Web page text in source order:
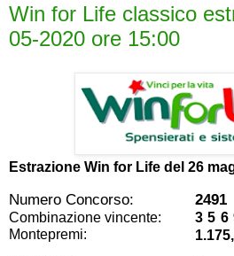
Win for Life classico
05-2020 ore 15:00
Estrazione Win for Life del 26
Numero Concorso: 2491
Combinazione vincente:
3 5 6
Montepremi: